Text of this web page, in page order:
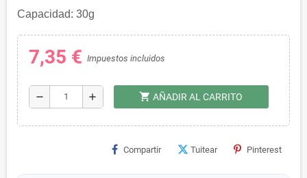
Capacidad: 30g
7,35 € Impuestos incluidos
remove add shopping_cart AÑADIR AL CARRITO
Compartir Tuitear Pinterest